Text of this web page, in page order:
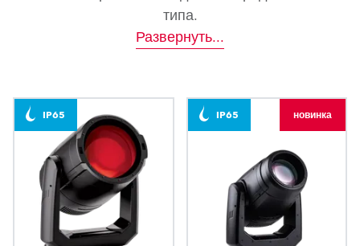
типа.
Развернуть...
IP65 IP65 новинка